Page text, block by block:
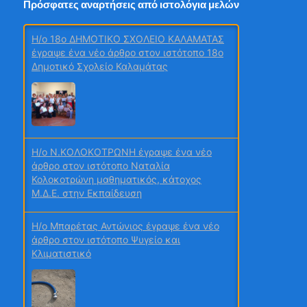
2ο τεύχος
Μαθητικά Συνέδρια
ΙΟΥΝΙΟΣ
Πρόσφατες αναρτήσεις από ιστολόγια μελών
H/o 18ο ΔΗΜΟΤΙΚΟ ΣΧΟΛΕΙΟ ΚΑΛΑΜΑΤΑΣ
έγραψε ένα νέο άρθρο στον ιστότοπο 18ο
Δημοτικό Σχολείο Καλαμάτας
H/o N.ΚΟΛΟΚΟΤΡΩΝΗ έγραψε ένα νέο
άρθρο στον ιστότοπο Ναταλία
Κολοκοτρώνη μαθηματικός, κάτοχος
Μ.Δ.Ε. στην Εκπαίδευση
H/o Μπαρέτας Αντώνιος έγραψε ένα νέο
άρθρο στον ιστότοπο Ψυγείο και
Κλιματιστικό